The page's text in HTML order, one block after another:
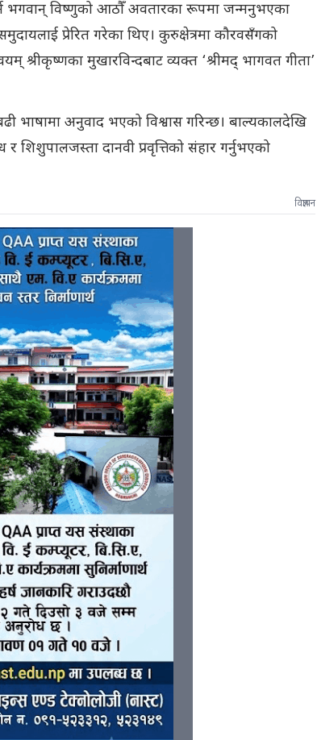
गर्न भगवान् विष्णुको आठौँ अवतारका रूपमा जन्मनुभएका
प्रेरित गरेका थिए। कुरुक्षेत्रमा कौरवसँगको
श्रीकृष्णका मुखारविन्दबाट व्यक्त ‘श्रीमद् भागवत गीता’
भाषामा अनुवाद भएको विश्वास गरिन्छ। बाल्यकालदेखि
दानवी प्रवृत्तिको संहार गर्नुभएको
विज्ञापन